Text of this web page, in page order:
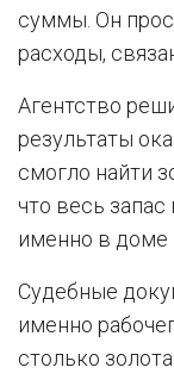
суммы. Он
расходы,
Агентство
результаты
смогло найти
что весь
именно в доме
Судебные
именно
столько